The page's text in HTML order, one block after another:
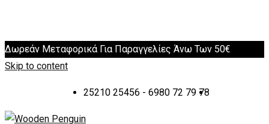
Δωρεάν Μεταφορικά Για Παραγγελίες Άνω Των 50€
Skip to content
25210 25456 - 6980 72 79 78